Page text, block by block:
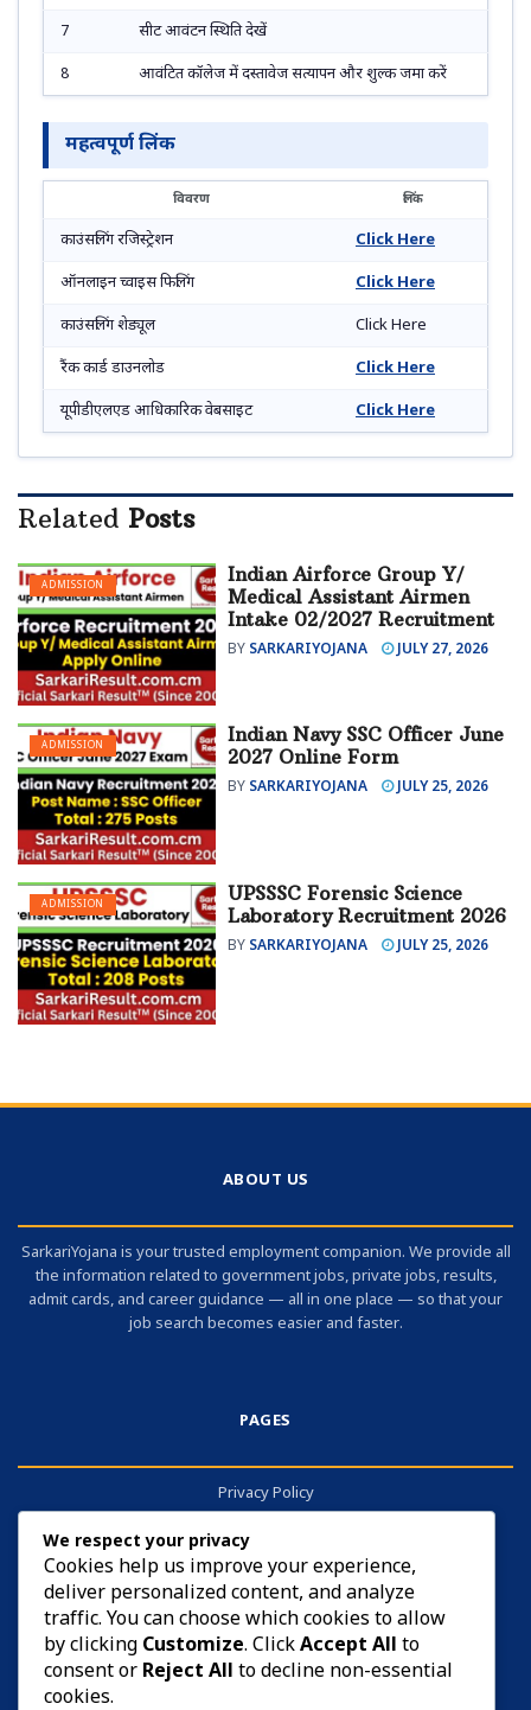
7 सीट आवंटन स्थिति देखें
8 आवंटित कॉलेज में दस्तावेज सत्यापन और शुल्क जमा करें
महत्वपूर्ण लिंक
विवरण लिंक
काउंसलिंग रजिस्ट्रेशन Click Here
ऑनलाइन च्वाइस फिलिंग Click Here
काउंसलिंग शेड्यूल Click Here
रैंक कार्ड डाउनलोड Click Here
यूपीडीएलएड आधिकारिक वेबसाइट Click Here
Related Posts
ADMISSION
Indian Airforce Group Y/
Medical Assistant Airmen
Intake 02/2027 Recruitment
BY SARKARIYOJANA JULY 27, 2026
ADMISSION
Indian Navy SSC Officer June
2027 Online Form
BY SARKARIYOJANA JULY 25, 2026
ADMISSION
UPSSSC Forensic Science
Laboratory Recruitment 2026
BY SARKARIYOJANA JULY 25, 2026
ABOUT US
SarkariYojana is your trusted employment companion. We provide all
the information related to government jobs, private jobs, results,
admit cards, and career guidance — all in one place — so that your
job search becomes easier and faster.
PAGES
Privacy Policy
Contact
Cookies
We respect your privacy
Cookies help us improve your experience,
deliver personalized content, and analyze
traffic. You can choose which cookies to allow
by clicking Customize. ClickAccept All to
consent or Reject All to decline non-essential
cookies.